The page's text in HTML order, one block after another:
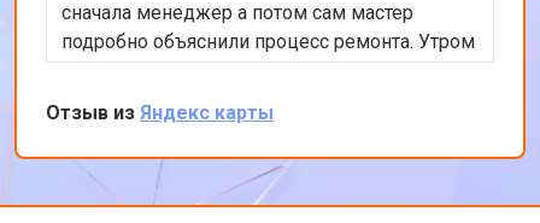
сначала менеджер а потом сам мастер
подробно объяснили процесс ремонта. Утром
оставил заявку, в обед курьер приехал и к
вечеру ноутбук был готов-очень быстро.
Впечатлен оперативностью и качеством
ремонта.
Отзыв из Яндекс карты